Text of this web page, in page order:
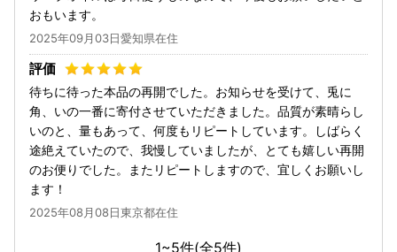
おもいます。
2025年09月03日愛知県在住
待ちに待った本品の再開でした。お知らせを受けて、兎に
角、いの一番に寄付させていただきました。品質が素晴らし
いのと、量もあって、何度もリピートしています。しばらく
途絶えていたので、我慢していましたが、とても嬉しい再開
のお便りでした。またリピートしますので、宜しくお願いし
ます！
2025年08月08日東京都在住
1~5件(全5件)